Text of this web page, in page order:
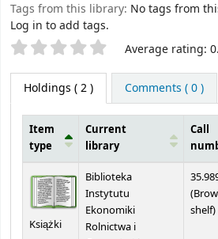
Tags from this library: No tags from
Log in to add tags.
Star ratings Average rating:
Holdings ( 2 ) Comments ( 0 )
Item
type
Current
library
Call
Książki
Biblioteka
Instytutu
Ekonomiki
Rolnictwa i
(
shelf)